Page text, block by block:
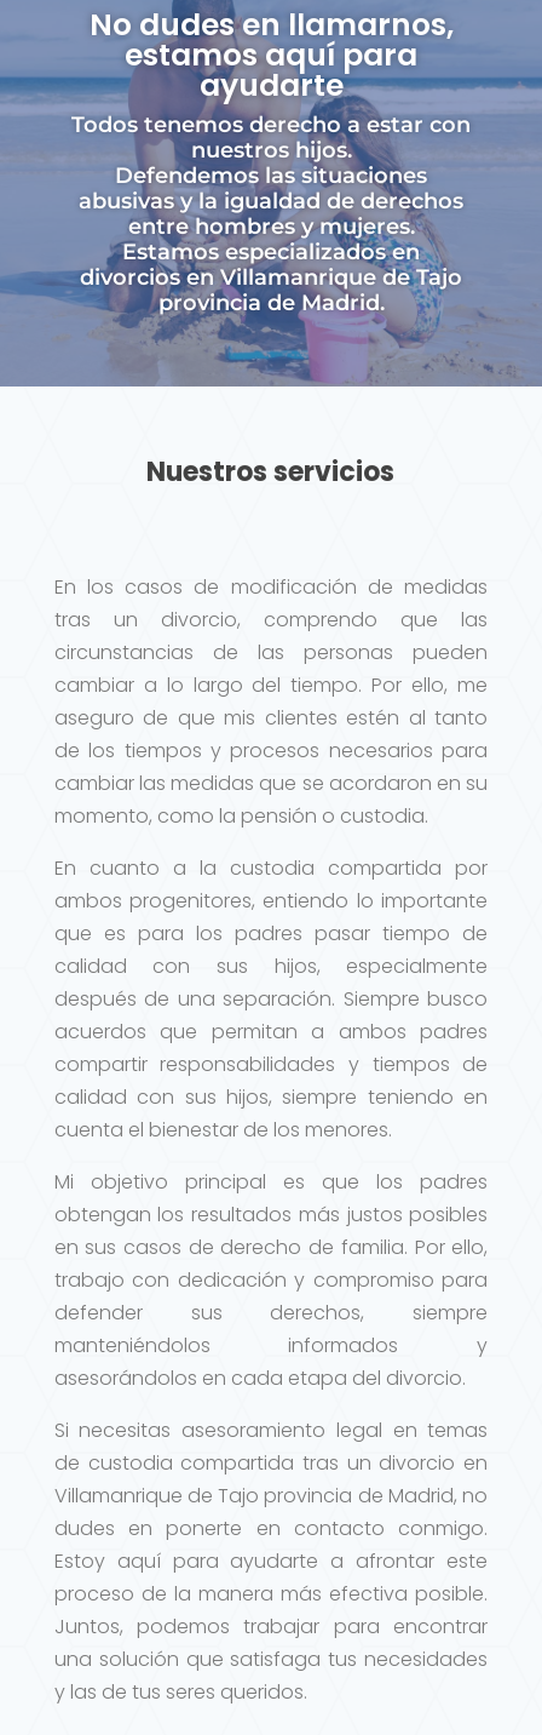
No dudes en llamarnos,
estamos aquí para
ayudarte
Todos tenemos derecho a estar con
nuestros hijos.
Defendemos las situaciones
abusivas y la igualdad de derechos
entre hombres y mujeres.
Estamos especializados en
divorcios en Villamanrique de Tajo
provincia de Madrid.
Nuestros servicios
En los casos de modificación de medidas
tras un divorcio, comprendo que las
circunstancias de las personas pueden
cambiar a lo largo del tiempo. Por ello, me
aseguro de que mis clientes estén al tanto
de los tiempos y procesos necesarios para
cambiar las medidas que se acordaron en su
momento, como la pensión o custodia.
En cuanto a la custodia compartida por
ambos progenitores, entiendo lo importante
que es para los padres pasar tiempo de
calidad con sus hijos, especialmente
después de una separación. Siempre busco
acuerdos que permitan a ambos padres
compartir responsabilidades y tiempos de
calidad con sus hijos, siempre teniendo en
cuenta el bienestar de los menores.
Mi objetivo principal es que los padres
obtengan los resultados más justos posibles
en sus casos de derecho de familia. Por ello,
trabajo con dedicación y compromiso para
defender sus derechos, siempre
manteniéndolos informados y
asesorándolos en cada etapa del divorcio.
Si necesitas asesoramiento legal en temas
de custodia compartida tras un divorcio en
Villamanrique de Tajo provincia de Madrid, no
dudes en ponerte en contacto conmigo.
Estoy aquí para ayudarte a afrontar este
proceso de la manera más efectiva posible.
Juntos, podemos trabajar para encontrar
una solución que satisfaga tus necesidades
y las de tus seres queridos.